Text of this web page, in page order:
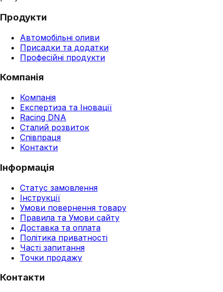
Продукти
Автомобільні оливи
Присадки та додатки
Професійні продукти
Компанія
Компанія
Експертиза та Іновації
Racing DNA
Сталий розвиток
Співпраця
Контакти
Інформація
Статус замовлення
Інструкції
Умови повернення товару
Правила та Умови сайту
Доставка та оплата
Політика приватності
Часті запитання
Точки продажу
Контакти